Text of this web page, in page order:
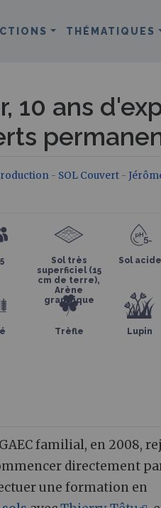
THÉMATIQUES
10 ans
- SOL Couvert -
Sol très
superficiel (15
cm de terre),
Arène
granitique
Sol acide
Trèfle Lupin
familial, en 2008,
directement
une formation en